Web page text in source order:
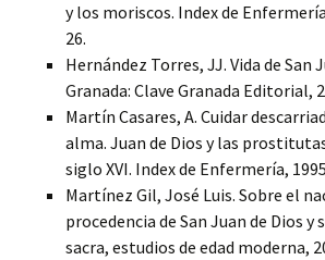
y los moriscos. Index de
26.
Hernández Torres, JJ. Vida de San
Granada: Clave Granada Editorial,
Martín Casares, A. Cuidar
alma. Juan de Dios y las
siglo XVI. Index de Enfermería,
Martínez Gil, José Luis. Sobre el
procedencia de San Juan de Dios y
sacra, estudios de edad moderna,